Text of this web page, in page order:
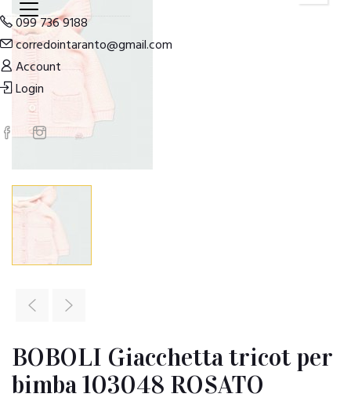
099 736 9188
corredointaranto@gmail.com
Account
Login
BOBOLI Giacchetta tricot per
bimba 103048 ROSATO